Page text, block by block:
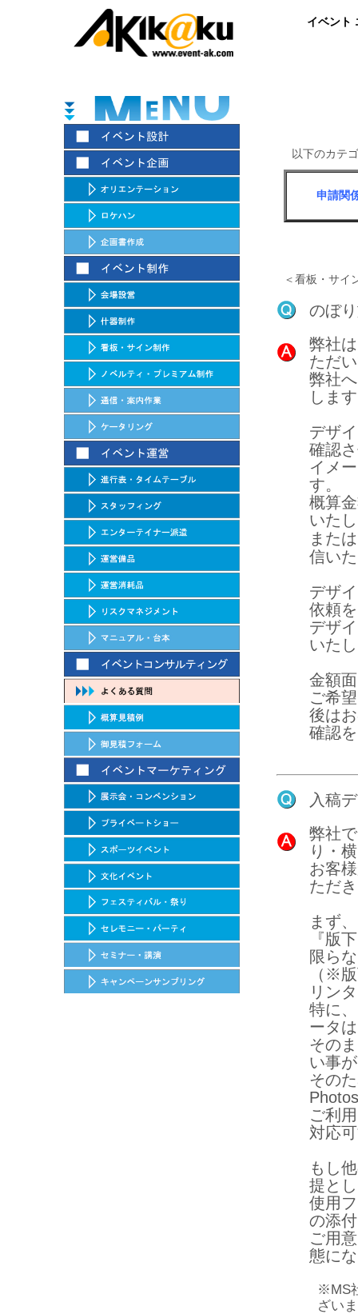
イベント
以下のカテ
申請関
＜看板・サイ
のぼ
弊社
ただ
弊社
しま
デザ
確認
イメ
す。
概算
いた
また
信い
デザ
依頼
デザ
いた
金額
ご希
後は
確認
入稿
弊社
り・
お客
ただ
まず
『版
限ら
（※
リン
特に
ータ
その
い事
その
ご利
対応
もし
提と
使用
の添
ご用
態に
※MS
ざい